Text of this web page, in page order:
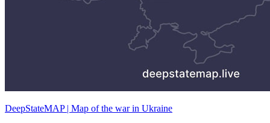
DeepStateMAP | Map of the war in Ukraine